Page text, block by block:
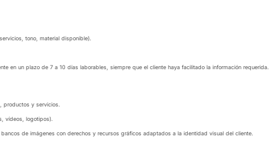
tono, material disponible).
en un plazo de 7 a 10 días laborables, siempre que el cliente haya facilitado la información requerida.
productos y servicios.
vídeos, logotipos).
de imágenes con derechos y recursos gráficos adaptados a la identidad visual del cliente.